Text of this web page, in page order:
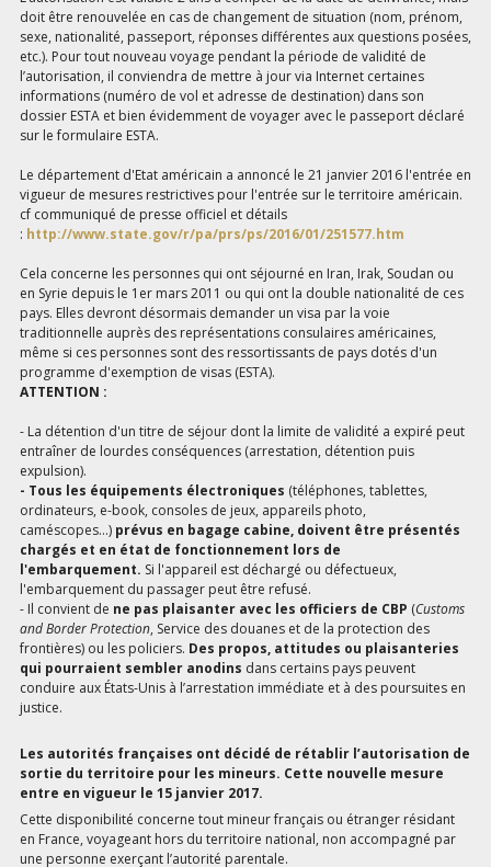
doit être renouvelée en cas de changement de situation (nom, prénom,
sexe, nationalité, passeport, réponses différentes aux questions posées,
etc.). Pour tout nouveau voyage pendant la période de validité de
l’autorisation, il conviendra de mettre à jour via Internet certaines
informations (numéro de vol et adresse de destination) dans son
dossier ESTA et bien évidemment de voyager avec le passeport déclaré
sur le formulaire ESTA.
Le département d'Etat américain a annoncé le 21 janvier 2016 l'entrée en
vigueur de mesures restrictives pour l'entrée sur le territoire américain.
cf communiqué de presse officiel et détails
: http://www.state.gov/r/pa/prs/ps/2016/01/251577.htm
Cela concerne les personnes qui ont séjourné en Iran, Irak, Soudan ou
en Syrie depuis le 1er mars 2011 ou qui ont la double nationalité de ces
pays. Elles devront désormais demander un visa par la voie
traditionnelle auprès des représentations consulaires américaines,
même si ces personnes sont des ressortissants de pays dotés d'un
programme d'exemption de visas (ESTA).
ATTENTION :
- La détention d'un titre de séjour dont la limite de validité a expiré peut
entraîner de lourdes conséquences (arrestation, détention puis
expulsion).
- Tous les équipements électroniques (téléphones, tablettes,
ordinateurs, e-book, consoles de jeux, appareils photo,
caméscopes...) prévus en bagage cabine, doivent être présentés
chargés et en état de fonctionnement lors de
l'embarquement. Si l'appareil est déchargé ou défectueux,
l'embarquement du passager peut être refusé.
- Il convient de ne pas plaisanter avec les officiers de CBP (Customs
and Border Protection, Service des douanes et de la protection des
frontières) ou les policiers. Des propos, attitudes ou plaisanteries
qui pourraient sembler anodins dans certains pays peuvent
conduire aux États-Unis à l’arrestation immédiate et à des poursuites en
justice.
Les autorités françaises ont décidé de rétablir l’autorisation de
sortie du territoire pour les mineurs. Cette nouvelle mesure
entre en vigueur le 15 janvier 2017.
Cette disponibilité concerne tout mineur français ou étranger résidant
en France, voyageant hors du territoire national, non accompagné par
une personne exerçant l’autorité parentale.